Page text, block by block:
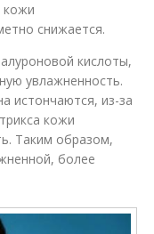
кожи
снижается.
кислоты,
увлажненность.
истончаются, из-за
кожи
Таким образом,
более